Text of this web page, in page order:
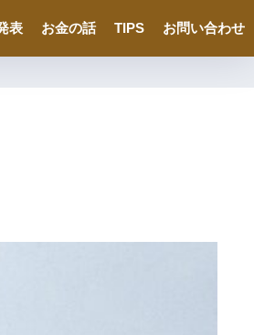
表 お金の話 TIPS お問い合わせ